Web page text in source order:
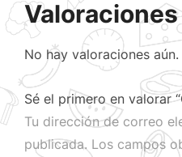
Valoraciones
No hay valoraciones aún.
Sé el primero en valorar
Tu dirección de correo
publicada. Los campos